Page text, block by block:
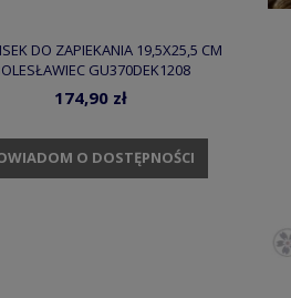
DO ZAPIEKANIA 19,5X25,5 CM
GU370DEK1208
174,90 zł
O DOSTĘPNOŚCI